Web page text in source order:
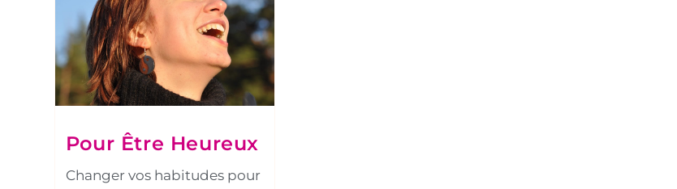
Pour Être Heureux
Changer vos habitudes pour